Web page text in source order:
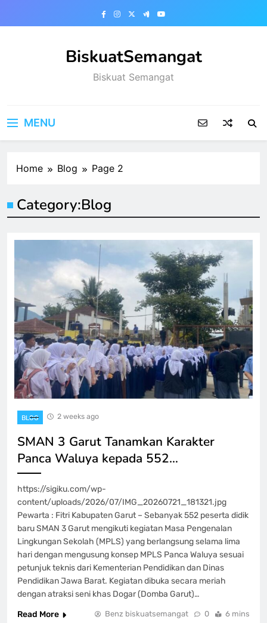
BiskuatSemangat
Biskuat Semangat
MENU
Home Blog Page 2
Category:Blog
BLOG 2 weeks ago
SMAN 3 Garut Tanamkan Karakter
Panca Waluya kepada 552…
https://sigiku.com/wp-
content/uploads/2026/07/IMG_20260721_181321.jpg
Pewarta : Fitri Kabupaten Garut – Sebanyak 552 peserta didik
baru SMAN 3 Garut mengikuti kegiatan Masa Pengenalan
Lingkungan Sekolah (MPLS) yang berlangsung selama lima
hari dengan mengusung konsep MPLS Panca Waluya sesuai
petunjuk teknis dari Kementerian Pendidikan dan Dinas
Pendidikan Jawa Barat. Kegiatan dibuka secara meriah
dengan atraksi seni khas Dogar (Domba Garut)…
Read More
Benz biskuatsemangat 0 6 mins